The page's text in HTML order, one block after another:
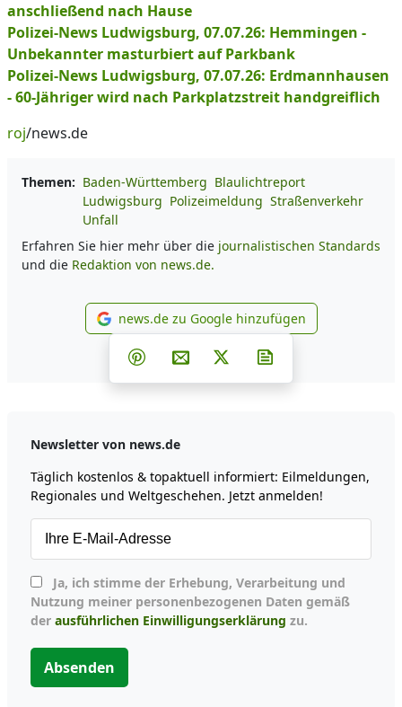
anschließend nach Hause
Polizei-News Ludwigsburg, 07.07.26: Hemmingen -
Unbekannter masturbiert auf Parkbank
Polizei-News Ludwigsburg, 07.07.26: Erdmannhausen
- 60-Jähriger wird nach Parkplatzstreit handgreiflich
roj/news.de
Themen: Baden-Württemberg Blaulichtreport
Ludwigsburg Polizeimeldung Straßenverkehr
Unfall
Erfahren Sie hier mehr über die journalistischen Standards
und die Redaktion von news.de.
news.de zu Google
news.de zu Google hinzufügen
Teilen auf Facebook
Teilen auf Whatsapp
Teilen auf Telegram
Teilen auf Pinterest
Per E-Mail teilen
Post auf X
Newsletter von news.de
Täglich kostenlos & topaktuell informiert: Eilmeldungen,
Regionales und Weltgeschehen. Jetzt anmelden!
Nutzung meiner personenbezogenen Daten gemäß
der ausführlichen Einwilligungserklärung zu.
Absenden